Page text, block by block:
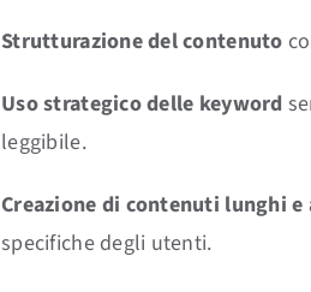
Strutturazione del contenuto
Uso strategico delle keyword
leggibile.
Creazione di contenuti lunghi
specifiche degli utenti.